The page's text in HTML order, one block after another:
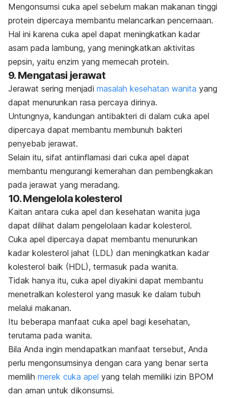
Mengonsumsi cuka apel sebelum makan makanan tinggi
protein dipercaya membantu melancarkan pencernaan.
Hal ini karena cuka apel dapat meningkatkan kadar
asam pada lambung, yang meningkatkan aktivitas
pepsin, yaitu enzim yang memecah protein.
9. Mengatasi jerawat
Jerawat sering menjadi masalah kesehatan wanita yang
dapat menurunkan rasa percaya dirinya.
Untungnya, kandungan antibakteri di dalam cuka apel
dipercaya dapat membantu membunuh bakteri
penyebab jerawat.
Selain itu, sifat antiinflamasi dari cuka apel dapat
membantu mengurangi kemerahan dan pembengkakan
pada jerawat yang meradang.
10. Mengelola kolesterol
Kaitan antara cuka apel dan kesehatan wanita juga
dapat dilihat dalam pengelolaan kadar kolesterol.
Cuka apel dipercaya dapat membantu menurunkan
kadar kolesterol jahat (LDL) dan meningkatkan kadar
kolesterol baik (HDL), termasuk pada wanita.
Tidak hanya itu, cuka apel diyakini dapat membantu
menetralkan kolesterol yang masuk ke dalam tubuh
melalui makanan.
Itu beberapa manfaat cuka apel bagi kesehatan,
terutama pada wanita.
Bila Anda ingin mendapatkan manfaat tersebut, Anda
perlu mengonsumsinya dengan cara yang benar serta
memilih merek cuka apel yang telah memiliki izin BPOM
dan aman untuk dikonsumsi.